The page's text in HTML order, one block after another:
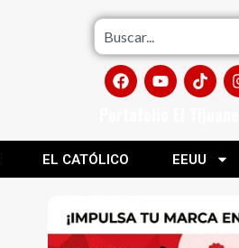
EL CATÓLICO EEUU